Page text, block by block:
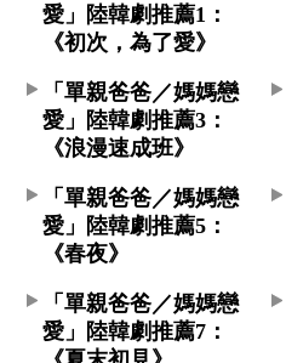
愛」陸韓劇推薦1：
《初次，為了愛》
「單親爸爸／媽媽戀
愛」陸韓劇推薦3：
《浪漫速成班》
「單親爸爸／媽媽戀
愛」陸韓劇推薦5：
《春夜》
「單親爸爸／媽媽戀
愛」陸韓劇推薦7：